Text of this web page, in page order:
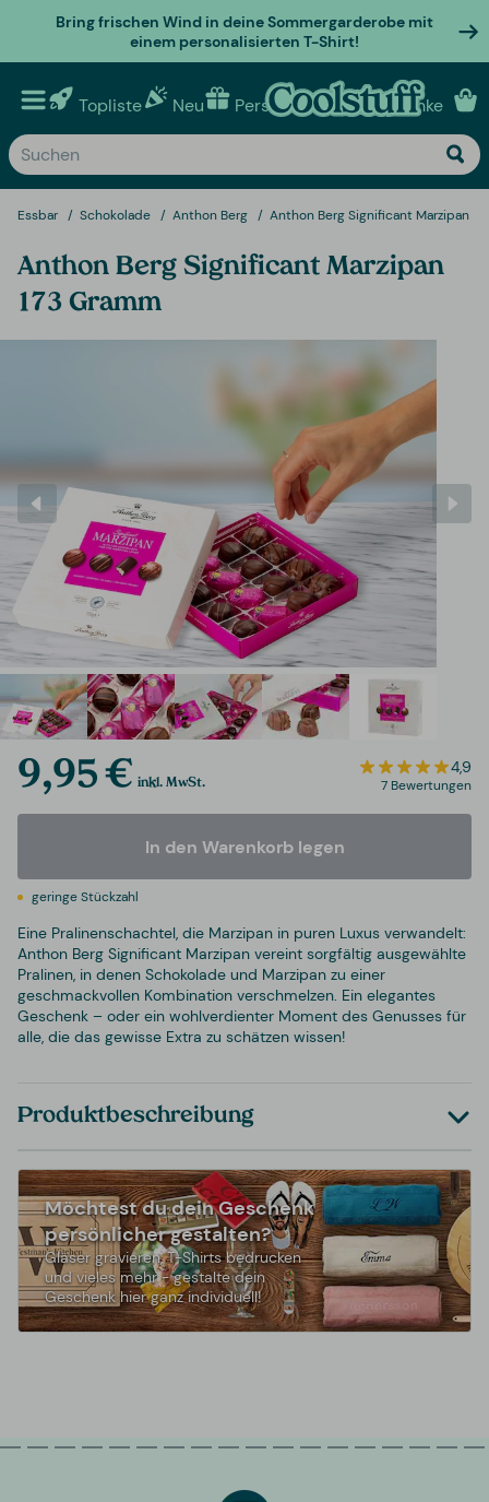
Bring frischen Wind in deine Sommergarderobe mit
einem personalisierten T-Shirt!
Topliste Neu Personalisierte geschenke
Essbar Schokolade Anthon Berg Anthon Berg Significant Marzipan
Anthon Berg Significant Marzipan
173 Gramm
9,95 € inkl. MwSt.
4,9
7 Bewertungen
In den Warenkorb legen
geringe Stückzahl
Eine Pralinenschachtel, die Marzipan in puren Luxus verwandelt:
Anthon Berg Significant Marzipan vereint sorgfältig ausgewählte
Pralinen, in denen Schokolade und Marzipan zu einer
geschmackvollen Kombination verschmelzen. Ein elegantes
Geschenk – oder ein wohlverdienter Moment des Genusses für
alle, die das gewisse Extra zu schätzen wissen!
Produktbeschreibung
Möchtest du dein Geschenk
persönlicher gestalten?
Gläser gravieren, T-Shirts bedrucken
und vieles mehr - gestalte dein
Geschenk hier ganz individuell!